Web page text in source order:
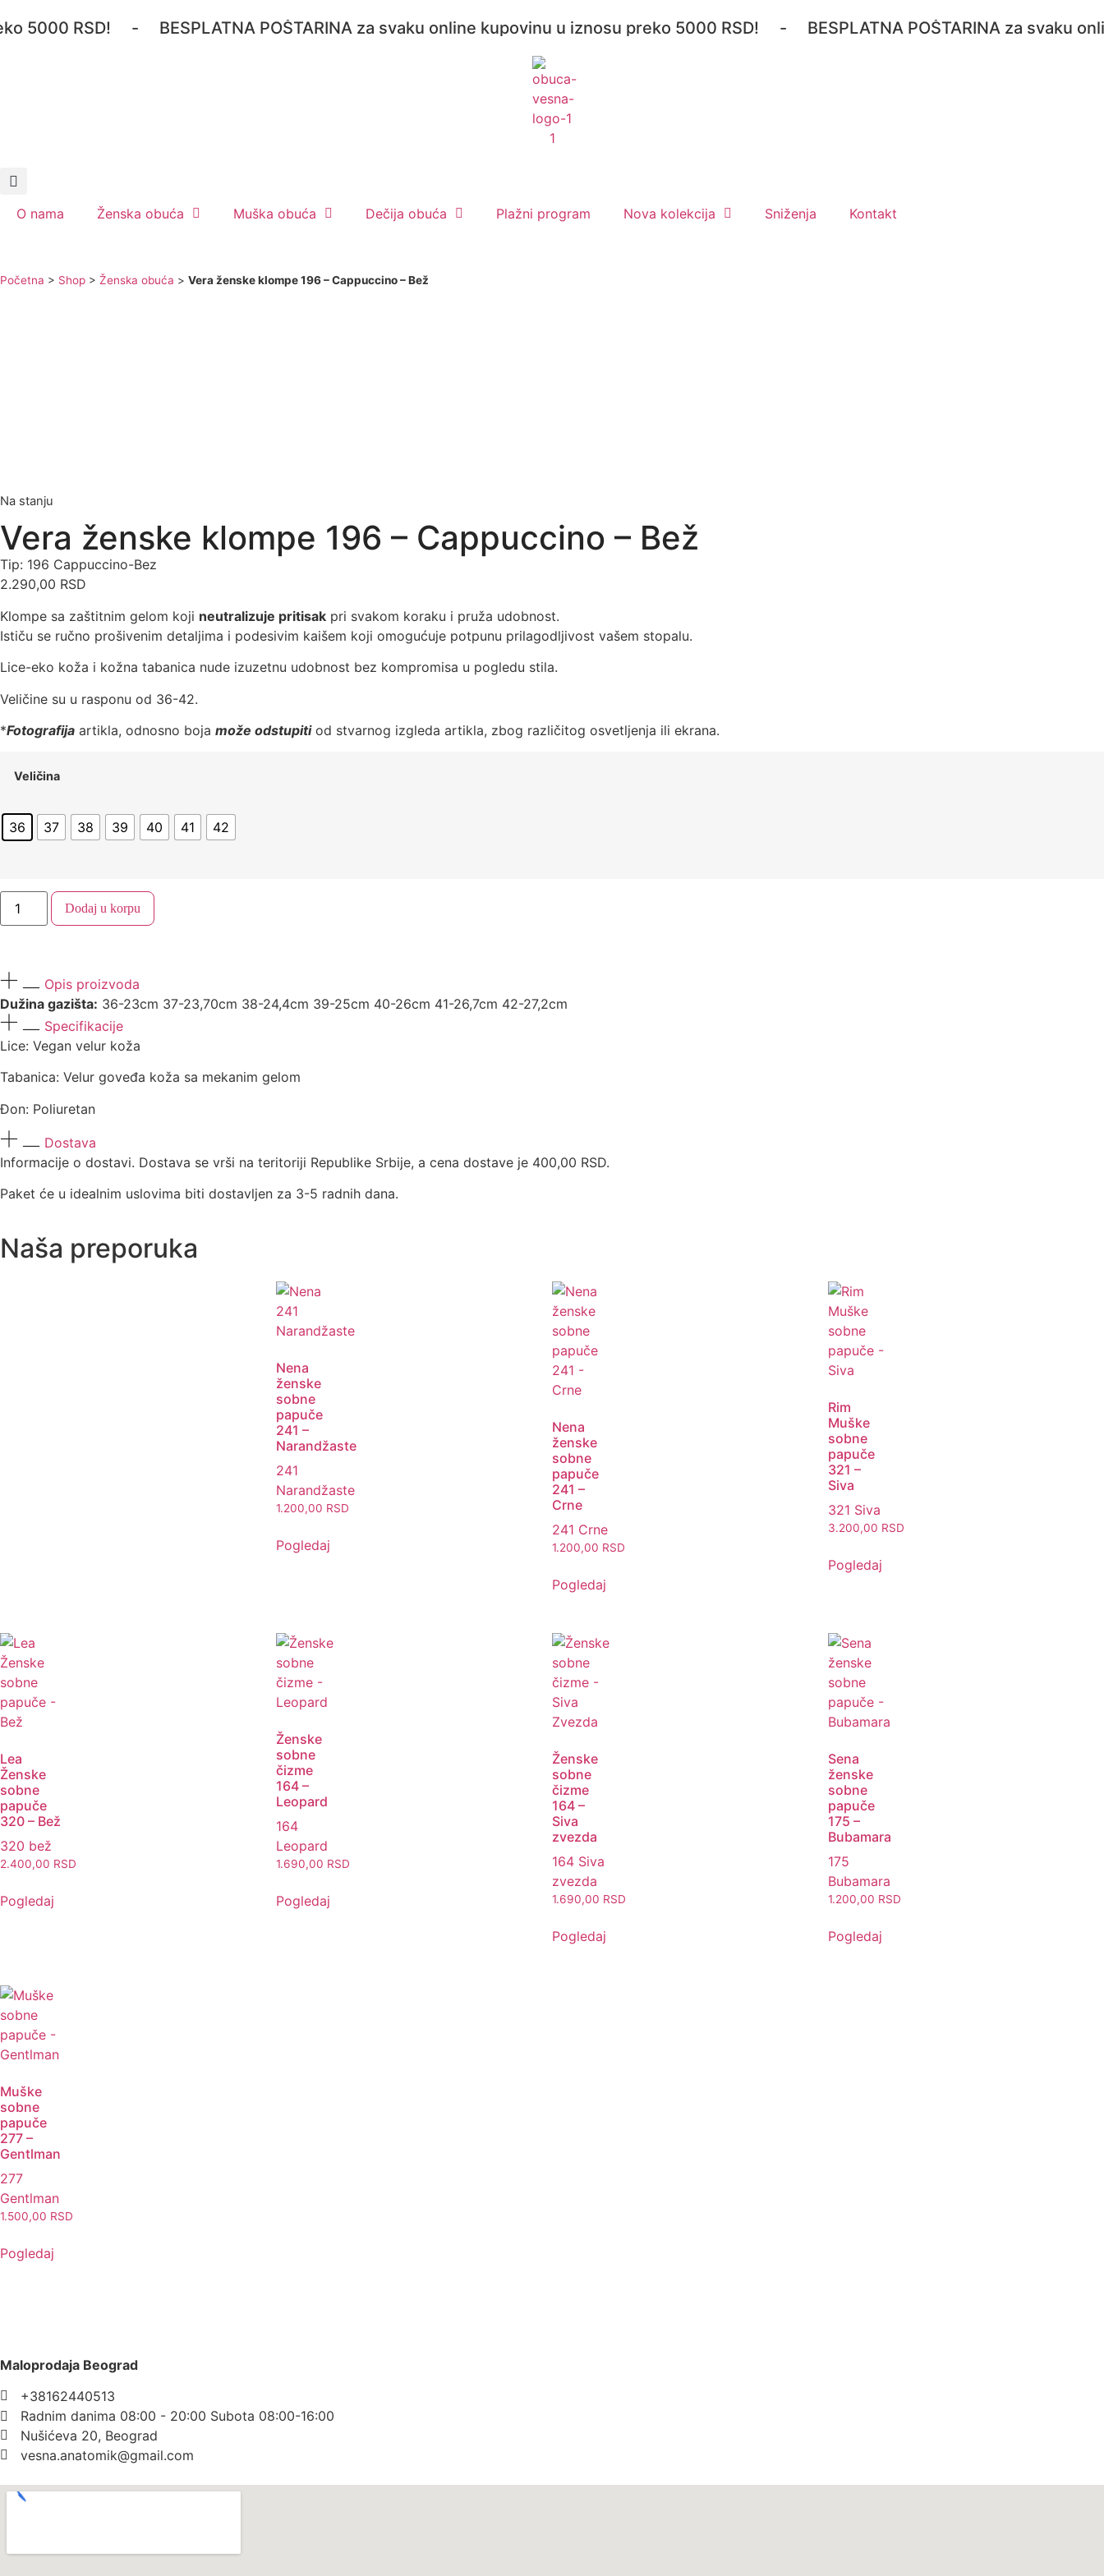
RSD! - BESPLATNA POŠTARINA za svaku online kupovinu u iznosu preko 5000 RSD! - BESPLATNA POŠTARINA za svaku
O nama Ženska obuća Muška obuća Dečija obuća Plažni program Nova kolekcija Sniženja Kontakt
Početna > Shop > Ženska obuća > Vera ženske klompe 196 – Cappuccino – Bež
Na stanju
Vera ženske klompe 196 – Cappuccino – Bež
Tip: 196 Cappuccino-Bez
2.290,00 RSD
Klompe sa zaštitnim gelom koji neutralizuje pritisak pri svakom koraku i pruža udobnost.
Ističu se ručno prošivenim detaljima i podesivim kaišem koji omogućuje potpunu prilagodljivost vašem stopalu.
Lice-eko koža i kožna tabanica nude izuzetnu udobnost bez kompromisa u pogledu stila.
Veličine su u rasponu od 36-42.
*Fotografija artikla, odnosno boja može odstupitiod stvarnog izgleda artikla, zbog različitog osvetljenja ili ekrana.
Veličina
36 37 38 39 40 41 42
Dodaj u korpu
Opis proizvoda
Dužina gazišta: 36-23cm 37-23,70cm 38-24,4cm 39-25cm 40-26cm 41-26,7cm 42-27,2cm
Specifikacije
Lice: Vegan velur koža
Tabanica: Velur goveđa koža sa mekanim gelom
Đon: Poliuretan
Dostava
Informacije o dostavi. Dostava se vrši na teritoriji Republike Srbije, a cena dostave je 400,00 RSD.
Paket će u idealnim uslovima biti dostavljen za 3-5 radnih dana.
Naša preporuka
Nena
ženske
sobne
papuče
241 –
Narandžaste
241
Narandžaste
1.200,00 RSD
Pogledaj
Nena
ženske
sobne
papuče
241 –
Crne
241 Crne
1.200,00 RSD
Pogledaj
Rim
Muške
sobne
papuče
321 –
Siva
321 Siva
3.200,00 RSD
Pogledaj
Lea
Ženske
sobne
papuče
320 – Bež
320 bež
2.400,00 RSD
Pogledaj
Ženske
sobne
čizme
164 –
Leopard
164
Leopard
1.690,00 RSD
Pogledaj
Ženske
sobne
čizme
164 –
Siva
zvezda
164 Siva
zvezda
1.690,00 RSD
Pogledaj
Sena
ženske
sobne
papuče
175 –
Bubamara
175
Bubamara
1.200,00 RSD
Pogledaj
Muške
sobne
papuče
277 –
Gentlman
277
Gentlman
1.500,00 RSD
Pogledaj
Maloprodaja Beograd
+38162440513
Radnim danima 08:00 - 20:00 Subota 08:00-16:00
Nušićeva 20, Beograd
vesna.anatomik@gmail.com​